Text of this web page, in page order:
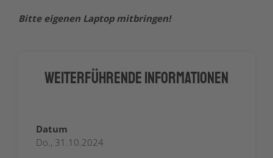
Bitte eigenen Laptop mitbringen!
Weiterführende Informationen
Datum
Do., 31.10.2024